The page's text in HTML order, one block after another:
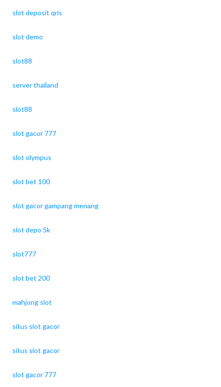
slot deposit qris
slot demo
slot88
server thailand
slot88
slot gacor 777
slot olympus
slot bet 100
slot gacor gampang menang
slot depo 5k
slot777
slot bet 200
mahjong slot
situs slot gacor
situs slot gacor
slot gacor 777